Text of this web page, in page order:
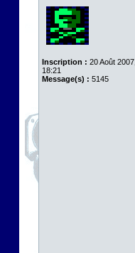
Inscription : 20 Août 2007,
18:21
Message(s) : 5145